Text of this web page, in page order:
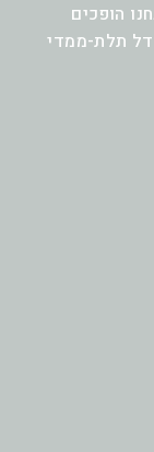
הופכים
תלת-ממדי